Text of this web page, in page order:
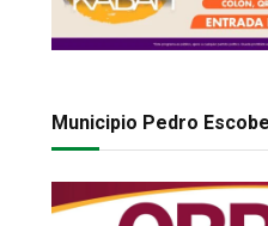
Municipio Pedro